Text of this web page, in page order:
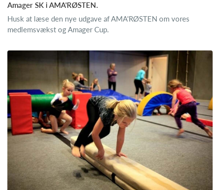
Amager SK i AMA'RØSTEN.
Husk at læse den nye udgave af AMA'RØSTEN om vores
medlemsvækst og Amager Cup.